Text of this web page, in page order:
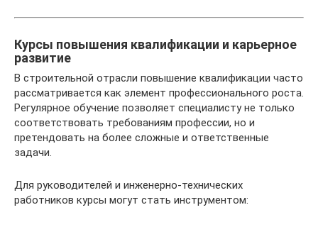
Курсы повышения квалификации и карьерное
развитие
В строительной отрасли повышение квалификации часто
рассматривается как элемент профессионального роста.
Регулярное обучение позволяет специалисту не только
соответствовать требованиям профессии, но и
претендовать на более сложные и ответственные
задачи.
Для руководителей и инженерно-технических
работников курсы могут стать инструментом: